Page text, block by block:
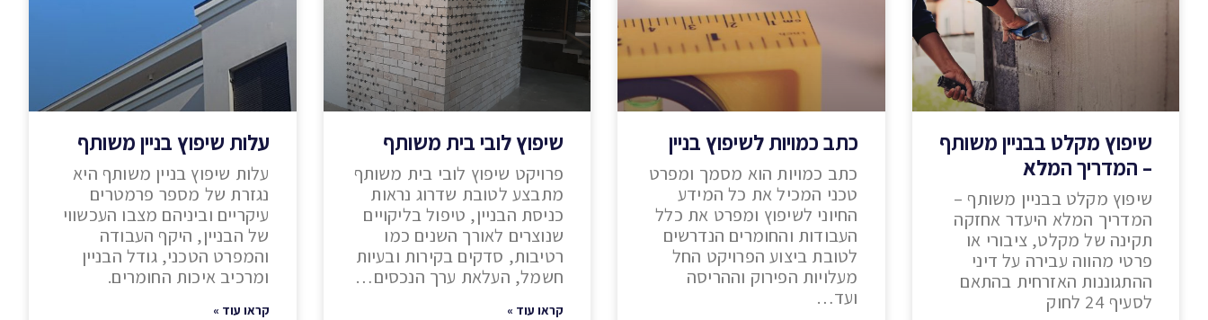
שיפוץ מקלט בבניין משותף
– המדריך המלא
שיפוץ מקלט בבניין משותף –
המדריך המלא היעדר אחזקה
תקינה של מקלט, ציבורי או
פרטי מהווה עבירה על דיני
ההתגוננות האזרחית בהתאם
לסעיף 24 לחוק
כתב כמויות לשיפוץ בניין
כתב כמויות הוא מסמך ומפרט
טכני המכיל את כל המידע
החיוני לשיפוץ ומפרט את כלל
העבודות והחומרים הנדרשים
לטובת ביצוע הפרויקט החל
מעלויות הפירוק וההריסה
ועד…
שיפוץ לובי בית משותף
פרויקט שיפוץ לובי בית משותף
מתבצע לטובת שדרוג נראות
כניסת הבניין, טיפול בליקויים
שנוצרים לאורך השנים כמו
רטיבות, סדקים בקירות ובעיות
חשמל, העלאת ערך הנכסים…
קראו עוד »
עלות שיפוץ בניין משותף
עלות שיפוץ בניין משותף היא
נגזרת של מספר פרמטרים
עיקריים וביניהם מצבו העכשווי
של הבניין, היקף העבודה
והמפרט הטכני, גודל הבניין
ומרכיב איכות החומרים.
קראו עוד »